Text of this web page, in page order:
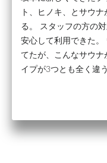
ト、ヒノキ、とサウ
る。 スタッフの方の
安心して利用できた。
てたが、こんなサウ
イプが3つとも全く違